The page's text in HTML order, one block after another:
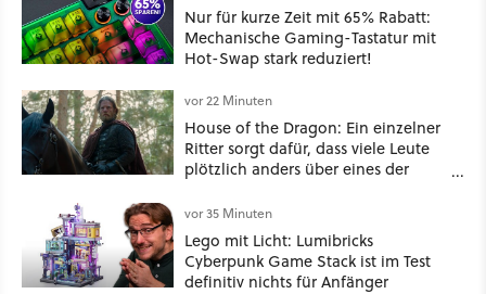
Nur für kurze Zeit mit 65% Rabatt:
Mechanische Gaming-Tastatur mit
Hot-Swap stark reduziert!
vor 22 Minuten
House of the Dragon: Ein einzelner
Ritter sorgt dafür, dass viele Leute
plötzlich anders über eines der
Thrones denken
vor 35 Minuten
Lego mit Licht: Lumibricks
Cyberpunk Game Stack ist im Test
definitiv nichts für Anfänger